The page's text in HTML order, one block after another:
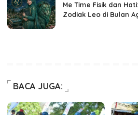
Me Time Fisik dan
Zodiak Leo di Bulan
BACA JUGA: